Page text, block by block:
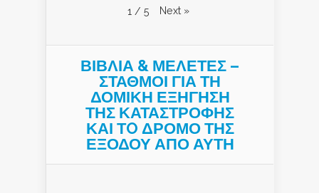
1 / 5 Next »
ΒΙΒΛΙΑ & ΜΕΛΕΤΕΣ –
ΣΤΑΘΜΟΙ ΓΙΑ ΤΗ
ΔΟΜΙΚΗ ΕΞΗΓΗΣΗ
ΤΗΣ ΚΑΤΑΣΤΡΟΦΗΣ
ΚΑΙ ΤO ΔΡΟΜΟ ΤΗΣ
ΕΞΟΔΟΥ ΑΠΟ ΑΥΤΗ